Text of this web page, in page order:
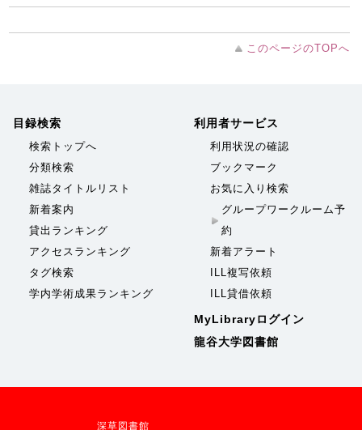
このページのTOPへ
目録検索
検索トップへ
分類検索
雑誌タイトルリスト
新着案内
貸出ランキング
アクセスランキング
タグ検索
学内学術成果ランキング
利用者サービス
利用状況の確認
ブックマーク
お気に入り検索
グループワークルーム予
約
新着アラート
ILL複写依頼
ILL貸借依頼
MyLibraryログイン
龍谷大学図書館
深草図書館